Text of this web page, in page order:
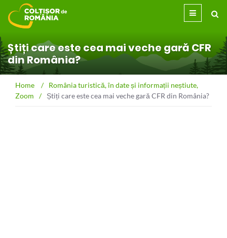
Știți care este cea mai veche gară CFR
din România?
Home / România turistică, în date și informații neștiute,
Zoom
/ Știți care este cea mai veche gară CFR din România?